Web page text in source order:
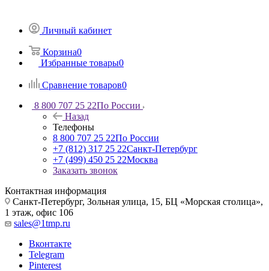
Личный кабинет
Корзина0
Избранные товары0
Сравнение товаров0
8 800 707 25 22По России
Назад
Телефоны
8 800 707 25 22По России
+7 (812) 317 25 22Санкт-Петербург
+7 (499) 450 25 22Москва
Заказать звонок
Контактная информация
Санкт-Петербург, Зольная улица, 15, БЦ «Морская столица»,
1 этаж, офис 106
sales@1tmp.ru
Вконтакте
Telegram
Pinterest